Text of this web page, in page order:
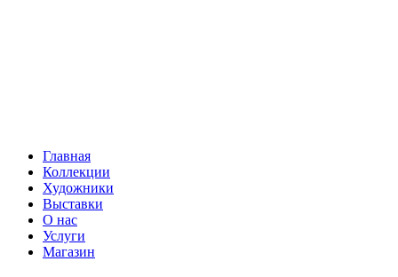
Главная
Коллекции
Художники
Выставки
О нас
Услуги
Магазин